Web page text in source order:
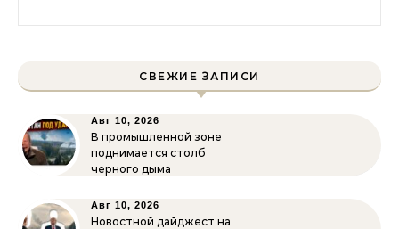
СВЕЖИЕ ЗАПИСИ
Авг 10, 2026
В промышленной зоне
поднимается столб
черного дыма
Авг 10, 2026
Новостной дайджест на